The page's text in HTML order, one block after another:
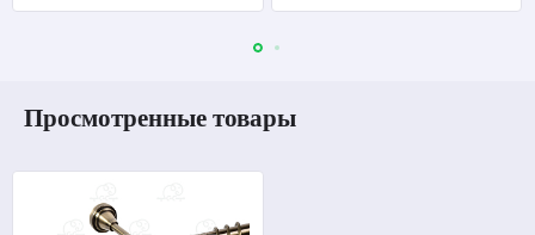
Просмотренные товары